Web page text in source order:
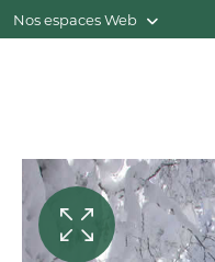
Nos espaces Web